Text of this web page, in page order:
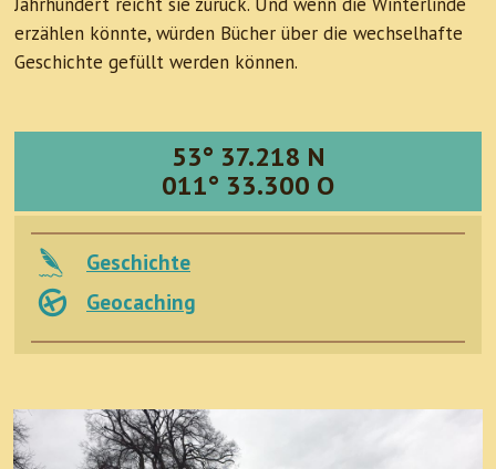
erzählen könnte, würden Bücher über die wechselhafte
Geschichte gefüllt werden können.
53° 37.218 N
011° 33.300 O
Geschichte
Geocaching